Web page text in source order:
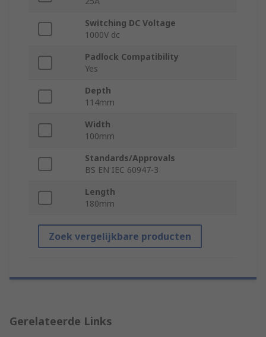
Switching DC Voltage
1000V dc
Padlock Compatibility
Yes
Depth
114mm
Width
100mm
Standards/Approvals
BS EN IEC 60947-3
Length
180mm
Zoek vergelijkbare producten
Gerelateerde Links